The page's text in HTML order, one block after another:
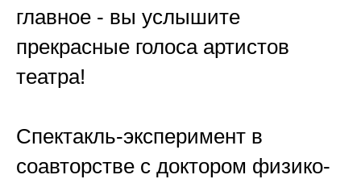
главное - вы услышите
прекрасные голоса артистов
театра!
Спектакль-эксперимент в
соавторстве с доктором физико-